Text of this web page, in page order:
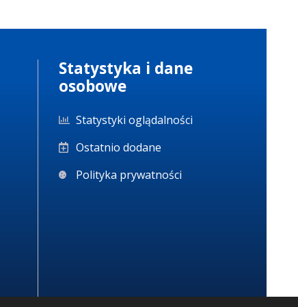
Statystyka i dane
osobowe
Statystyki oglądalności
Ostatnio dodane
Polityka prywatności